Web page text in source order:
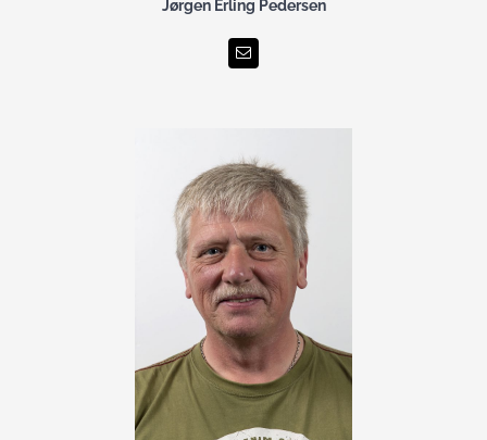
Jørgen Erling Pedersen